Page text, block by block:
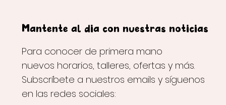
Mantente al día con nuestras noticias
Para conocer de primera mano
nuevos horarios, talleres, ofertas y más.
Subscríbete a nuestros emails y síguenos
en las redes sociales: